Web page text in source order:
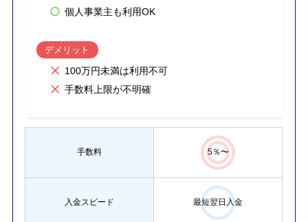
個人事業主も利用OK
デメリット
100万円未満は利用不可
手数料上限が不明確
手数料 5％〜
入金スピード 最短翌日入金